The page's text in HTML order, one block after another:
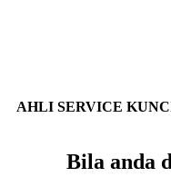
AHLI SERVICE
Bila anda